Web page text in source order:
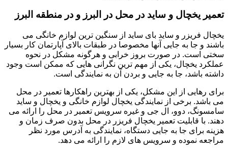
تعمیر یخچال و ساید در محل در البرز و در منطقه البرز
یخچال فریزر و ساید بای ساید از سنگین ترین لوازم خانگی می
باشند و جا به جایی آنها مخصوصا در طبقات بالای آپارتمان کار بسیار
سختی است. در صورت بروز خرابی و هرگونه مشکل در نحوه
عملکرد یخچال، یکی از مهم ترین نگرانی هایی که ممکن است وجود
داشته باشد، جا به جایی و بردن آن به نمایندگی است.
برای رهایی از این مشکل، یکی از بهترین راهکارها تعمیر در محل
می باشد. برخی از نمایندگی یخچال لوازم خانگی و یخچال و ساید
سامسونگ، دوو، ال جی و غیره سرویس تعمیر در محل را ارائه می
دهند. با قابلیت تعمیر یخچال فریزر در محل بدون صرف زمان و
هزینه برای جا به جایی دستگاه، نمایندگی به آدرس مورد نظر
مراجعه نموده و سرویس های لازم را ارائه می دهد.